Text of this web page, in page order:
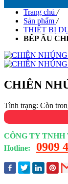
Trang chủ /
Sản phẩm /
THIÊT BỊ
BẾP ÂU
CHIÊN
Tình trạng: Còn
CÔNG TY
Hotline:
0909